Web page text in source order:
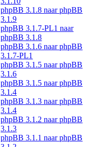
phpBB 3.1.8 naar phpBB
3.1.9
phpBB 3.1.7-PL1 naar
phpBB 3.1.8
phpBB 3.1.6 naar phpBB
3.1.7-PL1
phpBB 3.1.5 naar phpBB
3.1.6
phpBB 3.1.5 naar phpBB
3.1.4
phpBB 3.1.3 naar phpBB
3.1.4
phpBB 3.1.2 naar phpBB
3.1.3
phpBB 3.1.1 naar phpBB